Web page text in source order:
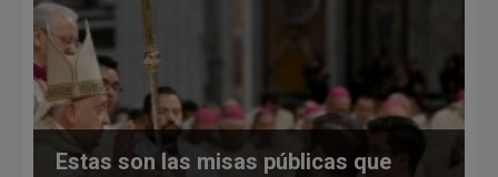
Estas son las misas públicas que